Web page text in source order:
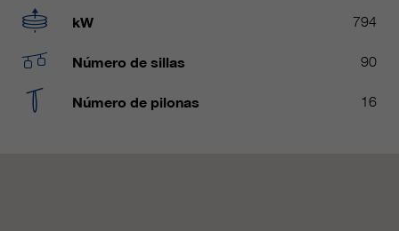
kW 794
Número de sillas 90
Número de pilonas 16
cookie seleccionada por el
uso, incluida información personal
información, consulte la política de